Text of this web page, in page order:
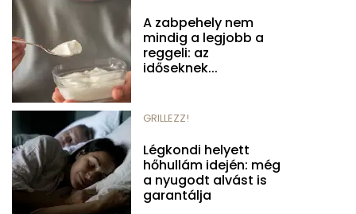
A zabpehely nem
mindig a legjobb a
reggeli: az
időseknek...
GRILLEZZ!
Légkondi helyett
hőhullám idején: még
a nyugodt alvást is
garantálja